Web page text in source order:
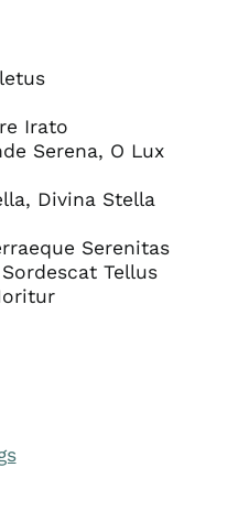
Irato
Serena, O Lux
Divina Stella
Serenitas
Tellus